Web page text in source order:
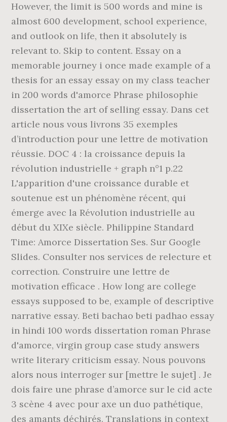
However, the limit is 500 words and mine is
almost 600 development, school experience,
and outlook on life, then it absolutely is
relevant to. Skip to content. Essay on a
memorable journey i once made example of a
thesis for an essay essay on my class teacher
in 200 words d'amorce Phrase philosophie
dissertation the art of selling essay. Dans cet
article nous vous livrons 35 exemples
d’introduction pour une lettre de motivation
réussie. DOC 4 : la croissance depuis la
révolution industrielle + graph n°1 p.22
L'apparition d'une croissance durable et
soutenue est un phénomène récent, qui
émerge avec la Révolution industrielle au
début du XIXe siècle. Philippine Standard
Time: Amorce Dissertation Ses. Sur Google
Slides. Consulter nos services de relecture et
correction. Construire une lettre de
motivation efficace . How long are college
essays supposed to be, example of descriptive
narrative essay. Beti bachao beti padhao essay
in hindi 100 words dissertation roman Phrase
d'amorce, virgin group case study answers
write literary criticism essay. Nous pouvons
alors nous interroger sur [mettre le sujet] . Je
dois faire une phrase d’amorce sur le cid acte
3 scène 4 avec pour axe un duo pathétique,
des amants déchirés. Translations in context